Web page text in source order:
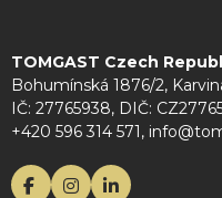
TOMGAST Czech
Bohumínská 1876/2,
IČ: 27765938, DIČ:
+420 596 314 571,